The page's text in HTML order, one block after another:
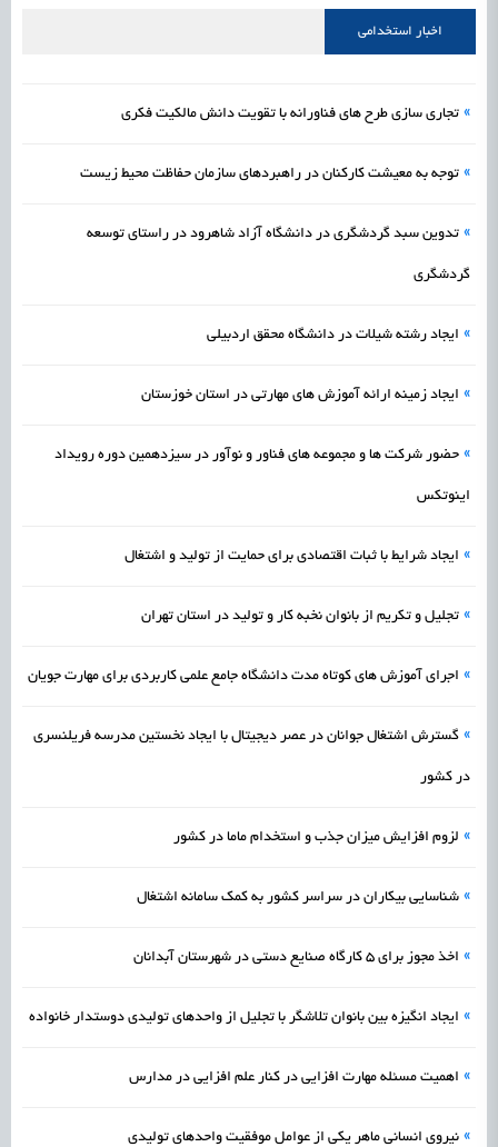
اخبار استخدامی
» تجاری سازی طرح های فناورانه با تقویت دانش مالکیت فکری
» توجه به معیشت کارکنان در راهبردهای سازمان حفاظت محیط زیست
» تدوین سبد گردشگری در دانشگاه آزاد شاهرود در راستای توسعه
گردشگری
» ایجاد رشته شیلات در دانشگاه محقق اردبیلی
» ایجاد زمینه ارائه آموزش های مهارتی در استان خوزستان
» حضور شرکت ها و مجموعه های فناور و نوآور در سیزدهمین دوره رویداد
اینوتکس
» ایجاد شرایط با ثبات اقتصادی برای حمایت از تولید و اشتغال
» تجلیل و تکریم از بانوان نخبه کار و تولید در استان تهران
» اجرای آموزش های کوتاه مدت دانشگاه جامع علمی کاربردی برای مهارت جویان
» گسترش اشتغال جوانان در عصر دیجیتال با ایجاد نخستین مدرسه فریلنسری
در کشور
» لزوم افزایش میزان جذب و استخدام ماما در کشور
» شناسایی بیکاران در سراسر کشور به کمک سامانه اشتغال
» اخذ مجوز برای 5 کارگاه صنایع دستی در شهرستان آبدانان
» ایجاد انگیزه بین بانوان تلاشگر با تجلیل از واحدهای تولیدی دوستدار خانواده
» اهمیت مسئله مهارت افزایی در کنار علم افزایی در مدارس
» نیروی انسانی ماهر یکی از عوامل موفقیت واحدهای تولیدی